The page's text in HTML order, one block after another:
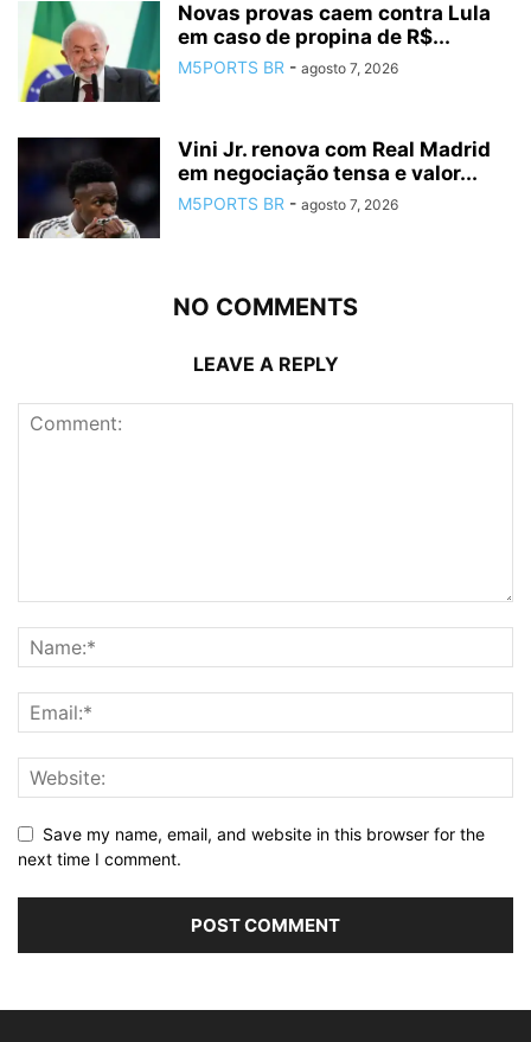
Novas provas caem contra Lula
em caso de propina de R$...
M5PORTS BR - agosto 7, 2026
Vini Jr. renova com Real Madrid
em negociação tensa e valor...
M5PORTS BR - agosto 7, 2026
NO COMMENTS
LEAVE A REPLY
Save my name, email, and website in this browser for the
next time I comment.